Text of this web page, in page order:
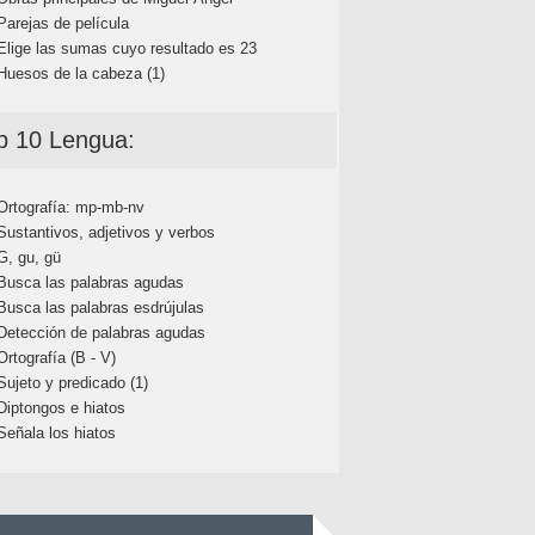
de película
las sumas cuyo resultado es 23
de la cabeza (1)
10 Lengua:
mp-mb-nv
adjetivos y verbos
gu, gü
las palabras agudas
las palabras esdrújulas
de palabras agudas
(B - V)
y predicado (1)
e hiatos
los hiatos